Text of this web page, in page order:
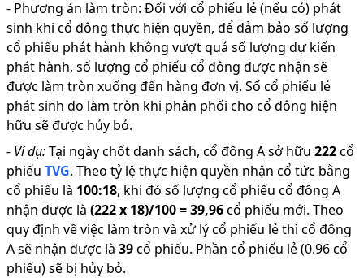
- Phương án làm tròn: Đối với cổ phiếu lẻ (nếu có) phát
sinh khi cổ đông thực hiện quyền, để đảm bảo số lượng
cổ phiếu phát hành không vượt quá số lượng dự kiến
phát hành, số lượng cổ phiếu cổ đông được nhận sẽ
được làm tròn xuống đến hàng đơn vị. Số cổ phiếu lẻ
phát sinh do làm tròn khi phân phối cho cổ đông hiện
hữu sẽ được hủy bỏ.
- Ví dụ:Tại ngày chốt danh sách, cổ đông A sở hữu 222cổ
phiếu TVG. Theo tỷ lệ thực hiện quyền nhận cổ tức bằng
cổ phiếu là 100:18, khi đó số lượng cổ phiếu cổ đông A
nhận được là (222x 18)/100=39,96cổ phiếu mới. Theo
quy định về việc làm tròn và xử lý cổ phiếu lẻ thì cổ đông
A sẽ nhận được là 39cổ phiếu. Phần cổ phiếu lẻ (0.96 cổ
phiếu) sẽ bị hủy bỏ.